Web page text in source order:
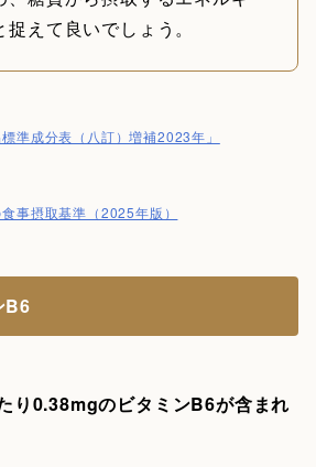
えて良いでしょう。
準成分表（八訂）増補2023年」
事摂取基準（2025年版）
B6
り0.38mgのビタミンB6が含まれ